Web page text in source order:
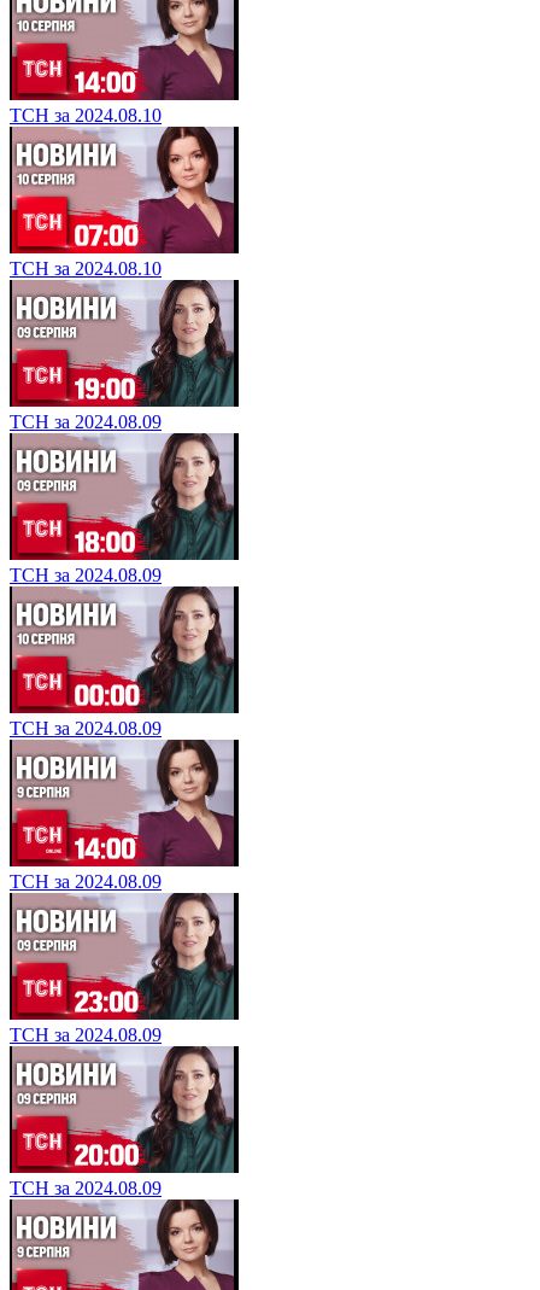
ТСН за 2024.08.10
ТСН за 2024.08.10
ТСН за 2024.08.09
ТСН за 2024.08.09
ТСН за 2024.08.09
ТСН за 2024.08.09
ТСН за 2024.08.09
ТСН за 2024.08.09